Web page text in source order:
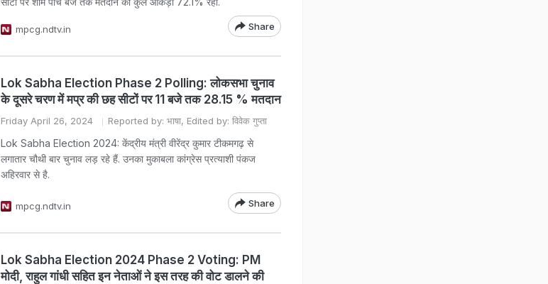
mpcg.ndtv.in Share
Lok Sabha Election Phase 2 Polling: लोकसभा चुनाव
के दूसरे चरण में मप्र की छह सीटों पर 11 बजे तक 28.15 % मतदान
Friday April 26, 2024 Reported by: भाषा, Edited by: विवेक गुप्ता
Lok Sabha Election 2024: केंद्रीय मंत्री वीरेंद्र कुमार टीकमगढ़ से
लगातार चौथी बार चुनाव लड़ रहे हैं. उनका मुकाबला कांग्रेस प्रत्याशी पंकज
अहिरवार से है.
mpcg.ndtv.in Share
Lok Sabha Election 2024 Phase 2 Voting: PM
मोदी, राहुल गांधी सहित इन नेताओं ने इस तरह की वोट डालने की